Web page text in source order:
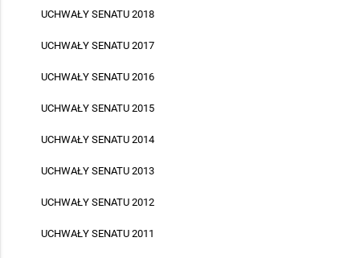
UCHWAŁY SENATU 2018
UCHWAŁY SENATU 2017
UCHWAŁY SENATU 2016
UCHWAŁY SENATU 2015
UCHWAŁY SENATU 2014
UCHWAŁY SENATU 2013
UCHWAŁY SENATU 2012
UCHWAŁY SENATU 2011